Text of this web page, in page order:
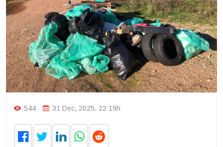
544 31 Dec, 2025. 22:19h